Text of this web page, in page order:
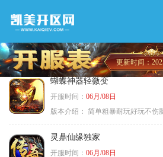
更新时间：
蝴蝶神器轻微变
开服时间： 06月/08日
版本介绍： 简单粗暴耐玩好玩不伤
灵鼎仙缘独家
开服时间： 06月/08日